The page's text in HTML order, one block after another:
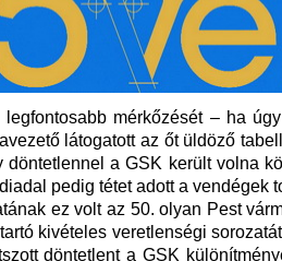
mérkőzését – ha
látogatott az őt üldöző
a GSK került volna
pedig tétet adott a vendégek
ez volt az 50. olyan Pest
kivételes veretlenségi
döntetlent a GSK